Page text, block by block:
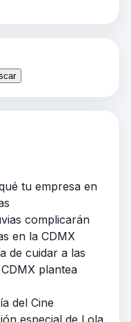
tu empresa en
complicarán
en la CDMX
de cuidar a las
plantea
del Cine
especial de Lola